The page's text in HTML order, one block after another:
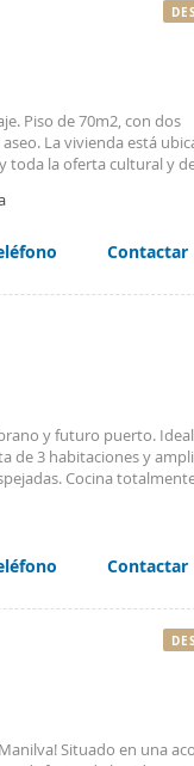
todo! En cumplimiento
se informa al cliente
El consumidor tiene
Informativo
Piso de 70m2, con dos
La vivienda está
la oferta cultural y
económica y
la mejor financiación
¡CONTÁCTENOS! En
de 11 de octubre, se
están incluidos en el
Contactar
y futuro puerto.
de 3 habitaciones y
Cocina
climalit domotizada.
exterior, completamente
la renta. Finca con
centro histórico, parada
Contactar
Situado en una